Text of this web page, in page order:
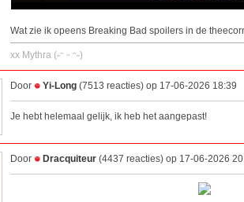
Wat zie ik opeens Breaking Bad spoilers in de
xx Mythra (˶ᵔ ᵕ ᵔ˶)
Door Yi-Long (7513 reacties) op 17-06-2026 18:39
Je hebt helemaal gelijk, ik heb het aangepast!
Door Dracquiteur (4437 reacties) op 17-06-2026